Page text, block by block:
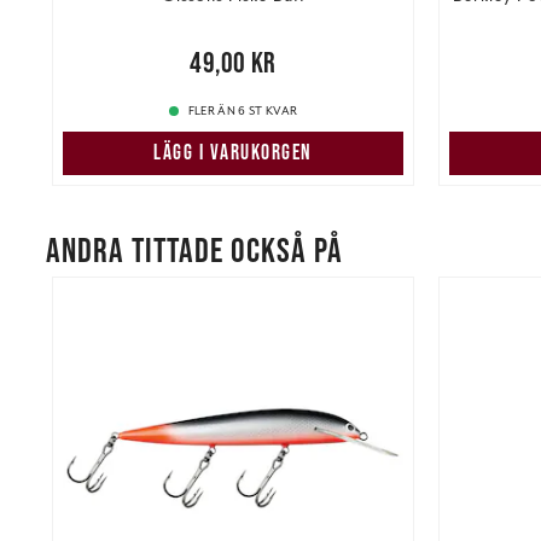
49,00 kr49,00 kr
FLER ÄN 6 ST KVAR
LÄGG I VARUKORGEN
ANDRA TITTADE OCKSÅ PÅ